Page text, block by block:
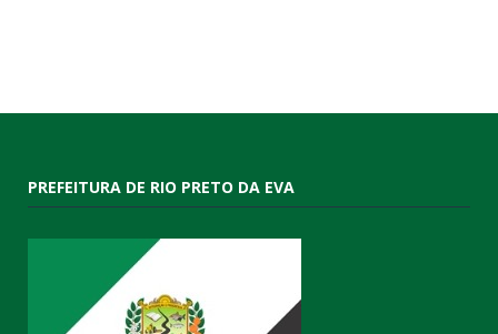
PREFEITURA DE RIO PRETO DA EVA